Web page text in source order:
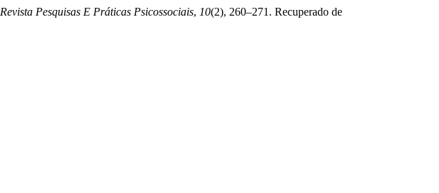
Revista Pesquisas E Práticas Psicossociais, 10(2), 260–271. Recuperado de